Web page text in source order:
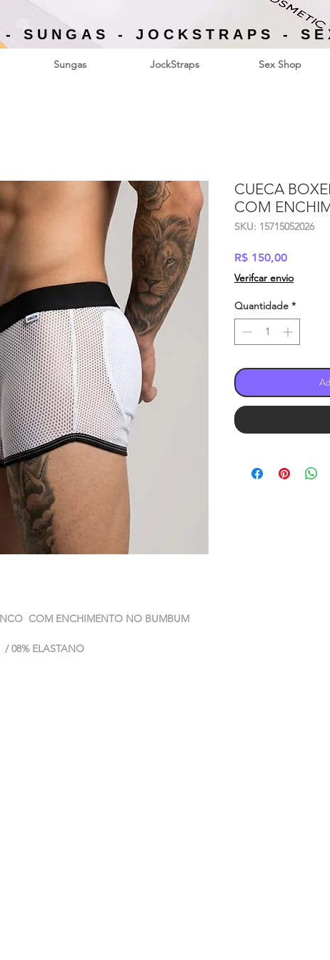
- SUNGAS - JOCKSTRAPS -
Sungas JockStraps Sex Shop
COM ENCHIMENTO NO BUMBUM
/ 08% ELASTANO
CUECA
COM
SKU: 15715052026
R$ 150,00Preço
Verifcar envio
Quantidade *